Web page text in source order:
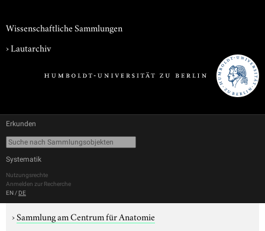
Wissenschaftliche Sammlungen
›Lautarchiv
Erkunden
Systematik
Nutzungsrechte
Anmelden zur Recherche
EN / DE
›Sammlung am Centrum für Anatomie